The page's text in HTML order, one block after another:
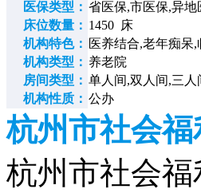
医保类型： 省医保,市医保,异地
床位数量： 1450 床
机构特色： 医养结合,老年痴呆,
机构类型： 养老院
房间类型： 单人间,双人间,三人
机构性质： 公办
杭州市社会
杭州市社会福